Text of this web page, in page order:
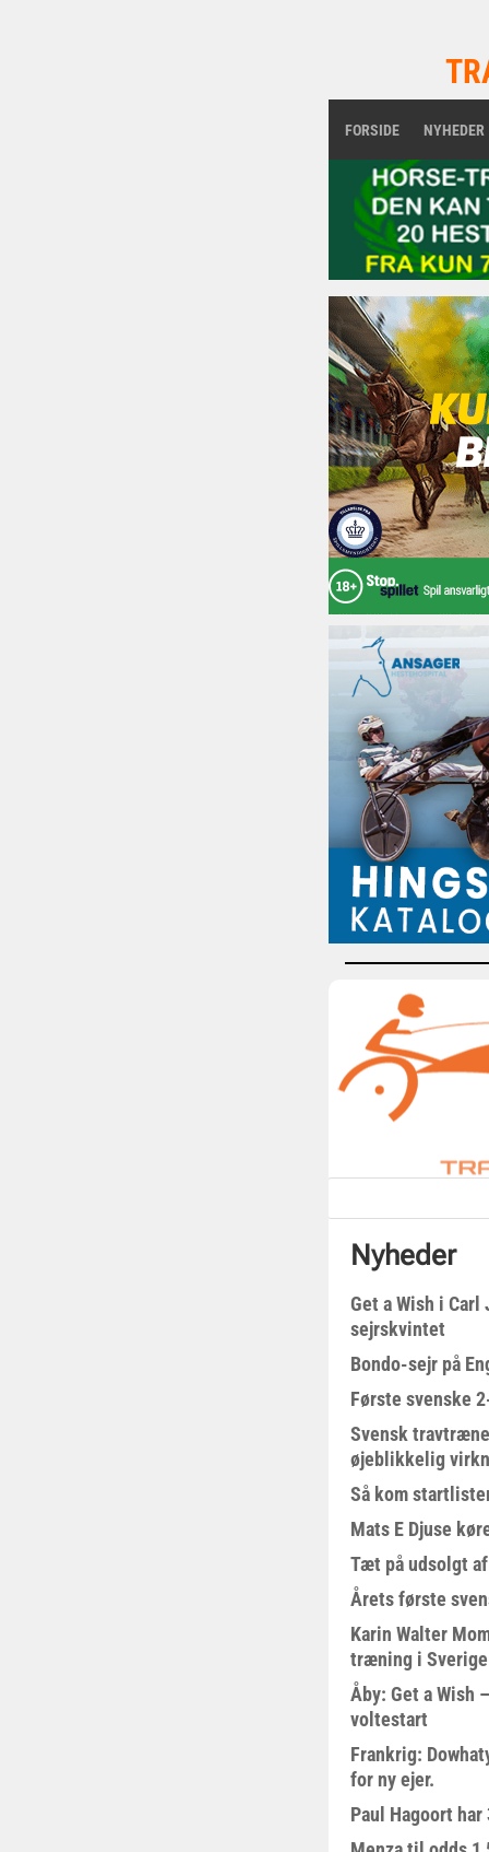
FORSIDE NYHEDER
Nyheder
Get a Wish i Carl
sejrskvintet
Bondo-sejr på
Første svenske
Svensk
øjeblikkelig
Så kom
Mats E Djuse
Tæt på udsolgt
Årets første
Karin Walter
træning i Sverige
Åby: Get a Wish
voltestart
Frankrig:
for ny ejer.
Paul Hagoort